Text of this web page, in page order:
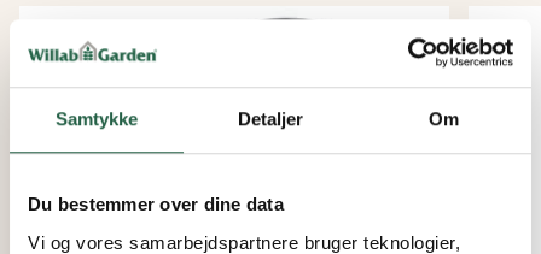
Samtykke Detaljer Om
Du bestemmer over dine data
Vi og vores samarbejdspartnere bruger teknologier,